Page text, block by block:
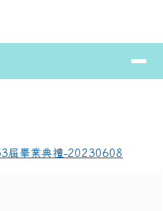
網
⏸
屆畢業典禮-20230608